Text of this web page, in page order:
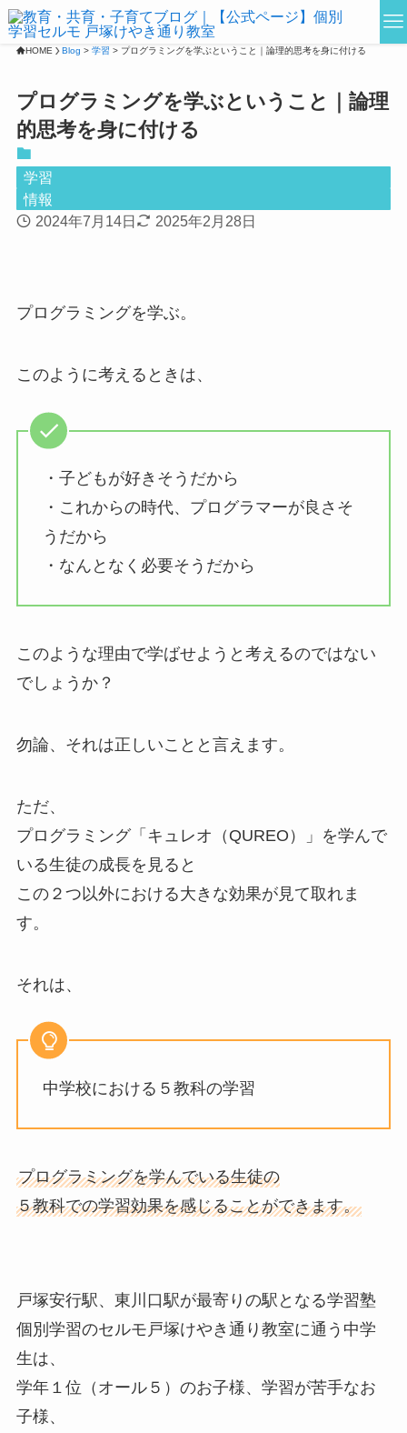
HOME Blog > 学習 > プログラミングを学ぶということ｜論理的思考を身に付ける
プログラミングを学ぶということ｜論理
的思考を身に付ける
学習
情報
2024年7月14日
2025年2月28日
プログラミングを学ぶ。
このように考えるときは、
・子どもが好きそうだから
・これからの時代、プログラマーが良さそ
うだから
・なんとなく必要そうだから
このような理由で学ばせようと考えるのではない
でしょうか？
勿論、それは正しいことと言えます。
ただ、
プログラミング「キュレオ（QUREO）」を学んで
いる生徒の成長を見ると
この２つ以外における大きな効果が見て取れま
す。
それは、
中学校における５教科の学習
プログラミングを学んでいる生徒の
５教科での学習効果を感じることができます。
戸塚安行駅、東川口駅が最寄りの駅となる学習塾
個別学習のセルモ戸塚けやき通り教室に通う中学
生は、
学年１位（オール５）のお子様、学習が苦手なお
子様、